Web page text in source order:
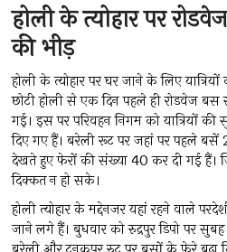
होली के त्योहार पर
की भीड़
होली के त्योहार पर घर जाने के लिए यात्रियों
छोटी होली से एक दिन पहले ही रोडवेज बस
गई। इस पर परिवहन निगम को यात्रियों
दिए गए हैं। बरेली रूट पर जहां पर पहले
देखते हुए फेरों की संख्या 40 कर दी गई हैं।
दिक्कत न हो सके।
होली त्योहार के मद्देनजर यहां रहने वाले
जाने लगे हैं। बुधवार को रुद्रपुर डिपो पर